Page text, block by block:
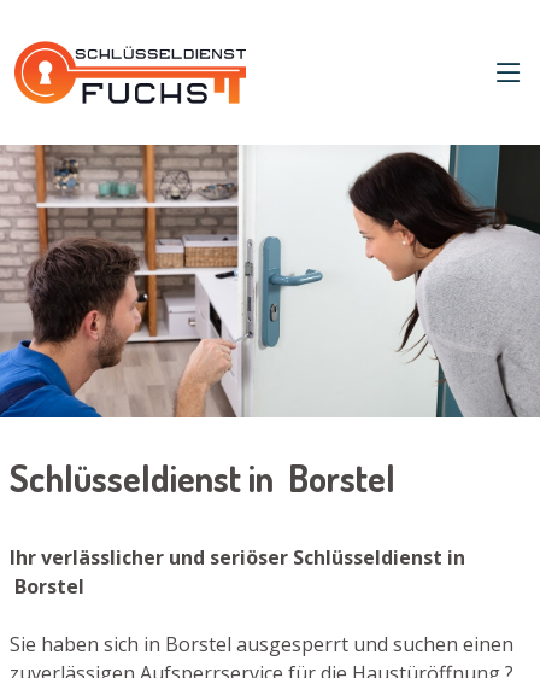
Schlüsseldienst in Borstel
Ihr verlässlicher und seriöser Schlüsseldienst in
Borstel
Sie haben sich in Borstel ausgesperrt und suchen einen